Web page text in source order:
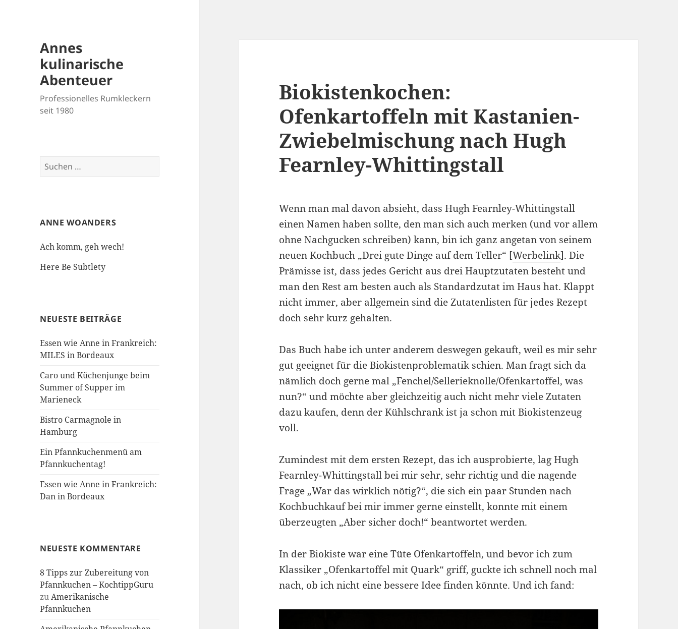
Annes
kulinarische
Abenteuer
Professionelles Rumkleckern
seit 1980
Suchen
nach:
ANNE WOANDERS
Ach komm, geh wech!
Here Be Subtlety
NEUESTE BEITRÄGE
Essen wie Anne in Frankreich:
MILES in Bordeaux
Caro und Küchenjunge beim
Summer of Supper im
Marieneck
Bistro Carmagnole in
Hamburg
Ein Pfannkuchenmenü am
Pfannkuchentag!
Essen wie Anne in Frankreich:
Dan in Bordeaux
NEUESTE KOMMENTARE
8 Tipps zur Zubereitung von
Pfannkuchen – KochtippGuru
zuAmerikanische
Pfannkuchen
Biokistenkochen:
Ofenkartoffeln mit Kastanien-
Zwiebelmischung nach Hugh
Fearnley-Whittingstall
Wenn man mal davon absieht, dass Hugh Fearnley-Whittingstall
einen Namen haben sollte, den man sich auch merken (und vor allem
ohne Nachgucken schreiben) kann, bin ich ganz angetan von seinem
neuen Kochbuch „Drei gute Dinge auf dem Teller“ [Werbelink]. Die
Prämisse ist, dass jedes Gericht aus drei Hauptzutaten besteht und
man den Rest am besten auch als Standardzutat im Haus hat. Klappt
nicht immer, aber allgemein sind die Zutatenlisten für jedes Rezept
doch sehr kurz gehalten.
Das Buch habe ich unter anderem deswegen gekauft, weil es mir sehr
gut geeignet für die Biokistenproblematik schien. Man fragt sich da
nämlich doch gerne mal „Fenchel/Sellerieknolle/Ofenkartoffel, was
nun?“ und möchte aber gleichzeitig auch nicht mehr viele Zutaten
dazu kaufen, denn der Kühlschrank ist ja schon mit Biokistenzeug
voll.
Zumindest mit dem ersten Rezept, das ich ausprobierte, lag Hugh
Fearnley-Whittingstall bei mir sehr, sehr richtig und die nagende
Frage „War das wirklich nötig?“, die sich ein paar Stunden nach
Kochbuchkauf bei mir immer gerne einstellt, konnte mit einem
überzeugten „Aber sicher doch!“ beantwortet werden.
In der Biokiste war eine Tüte Ofenkartoffeln, und bevor ich zum
Klassiker „Ofenkartoffel mit Quark“ griff, guckte ich schnell noch mal
nach, ob ich nicht eine bessere Idee finden könnte. Und ich fand: